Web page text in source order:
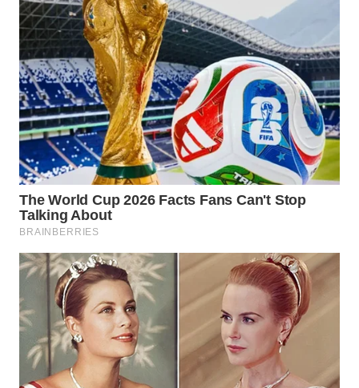
TAPANULI
SELATAN
WN
TANJUNG
LESUNG
WN
KARO
WN
SIMALUNGUN
WN
LABUHANBATU
WN
TAPANULI
TENGAH